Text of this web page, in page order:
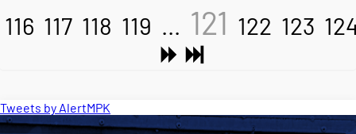
116 117 118 119 ... 121 122 123
Tweets by AlertMPK